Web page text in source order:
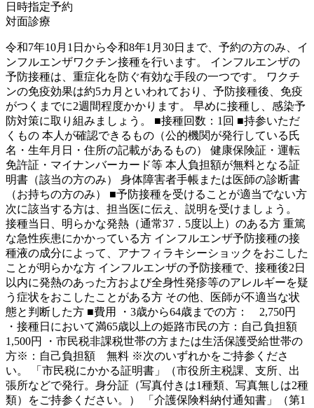
日時指定予約
対面診療
令和7年10月1日から令和8年1月30日まで、予約の方のみ、イ
ンフルエンザワクチン接種を行います。 インフルエンザの
予防接種は、重症化を防ぐ有効な手段の一つです。 ワクチ
ンの免疫効果は約5カ月といわれており、予防接種後、免疫
がつくまでに2週間程度かかります。 早めに接種し、感染予
防対策に取り組みましょう。 ■接種回数：1回 ■持参いただ
くもの 本人が確認できるもの（公的機関が発行している氏
名・生年月日・住所の記載があるもの） 健康保険証・運転
免許証・マイナンバーカード等 本人負担額が無料となる証
明書（該当の方のみ） 身体障害者手帳または医師の診断書
（お持ちの方のみ） ■予防接種を受けることが適当でない方
次に該当する方は、担当医に伝え、説明を受けましょう。
接種当日、明らかな発熱（通常37．5度以上）のある方 重篤
な急性疾患にかかっている方 インフルエンザ予防接種の接
種液の成分によって、アナフィラキシーショックをおこした
ことが明らかな方 インフルエンザの予防接種で、接種後2日
以内に発熱のあった方および全身性発疹等のアレルギーを疑
う症状をおこしたことがある方 その他、医師が不適当な状
態と判断した方 ■費用 ・3歳から64歳までの方： 2,750円
・接種日において満65歳以上の姫路市民の方：自己負担額
1,500円 ・市民税非課税世帯の方または生活保護受給世帯の
方※：自己負担額 無料 ※次のいずれかをご持参くださ
い。 「市民税にかかる証明書」（市役所主税課、支所、出
張所などで発行。身分証（写真付きは1種類、写真無しは2種
類）をご持参ください。） 「介護保険料納付通知書」（第1